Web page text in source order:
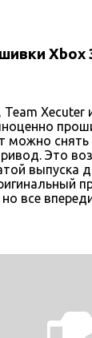
Xbox
Xecuter
можно
Это
выпуска
все